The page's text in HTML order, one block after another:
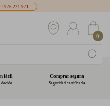
976 221 971
0
fácil
decide
Comprar segura
Seguridad certificada